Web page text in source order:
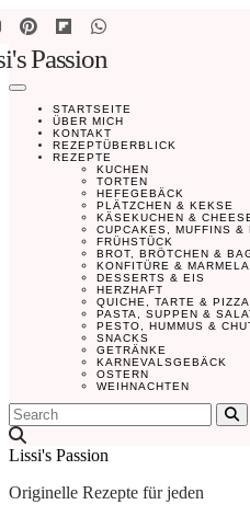
Passion
STARTSEITE
ÜBER MICH
KONTAKT
REZEPTÜBERBLICK
REZEPTE
KUCHEN
TORTEN
HEFEGEBÄCK
PLÄTZCHEN & KEKSE
KÄSEKUCHEN &
CUPCAKES, MUFFINS &
FRÜHSTÜCK
BROT, BRÖTCHEN &
KONFITÜRE &
DESSERTS & EIS
HERZHAFT
QUICHE, TARTE & PIZZA
PASTA, SUPPEN &
PESTO, HUMMUS &
SNACKS
GETRÄNKE
KARNEVALSGEBÄCK
OSTERN
WEIHNACHTEN
Lissi's Passion
Originelle Rezepte für jeden